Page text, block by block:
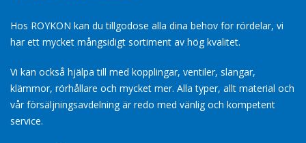
Hos ROYKON kan du tillgodose alla dina behov for rördelar, vi
har ett mycket mångsidigt sortiment av hög kvalitet.
Vi kan också hjälpa till med kopplingar, ventiler, slangar,
klämmor, rörhållare och mycket mer. Alla typer, allt material och
vår försäljningsavdelning är redo med vänlig och kompetent
service.